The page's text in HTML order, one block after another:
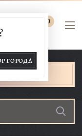
0
ГОРОДА